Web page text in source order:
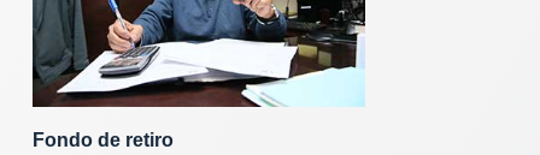
Fondo de retiro